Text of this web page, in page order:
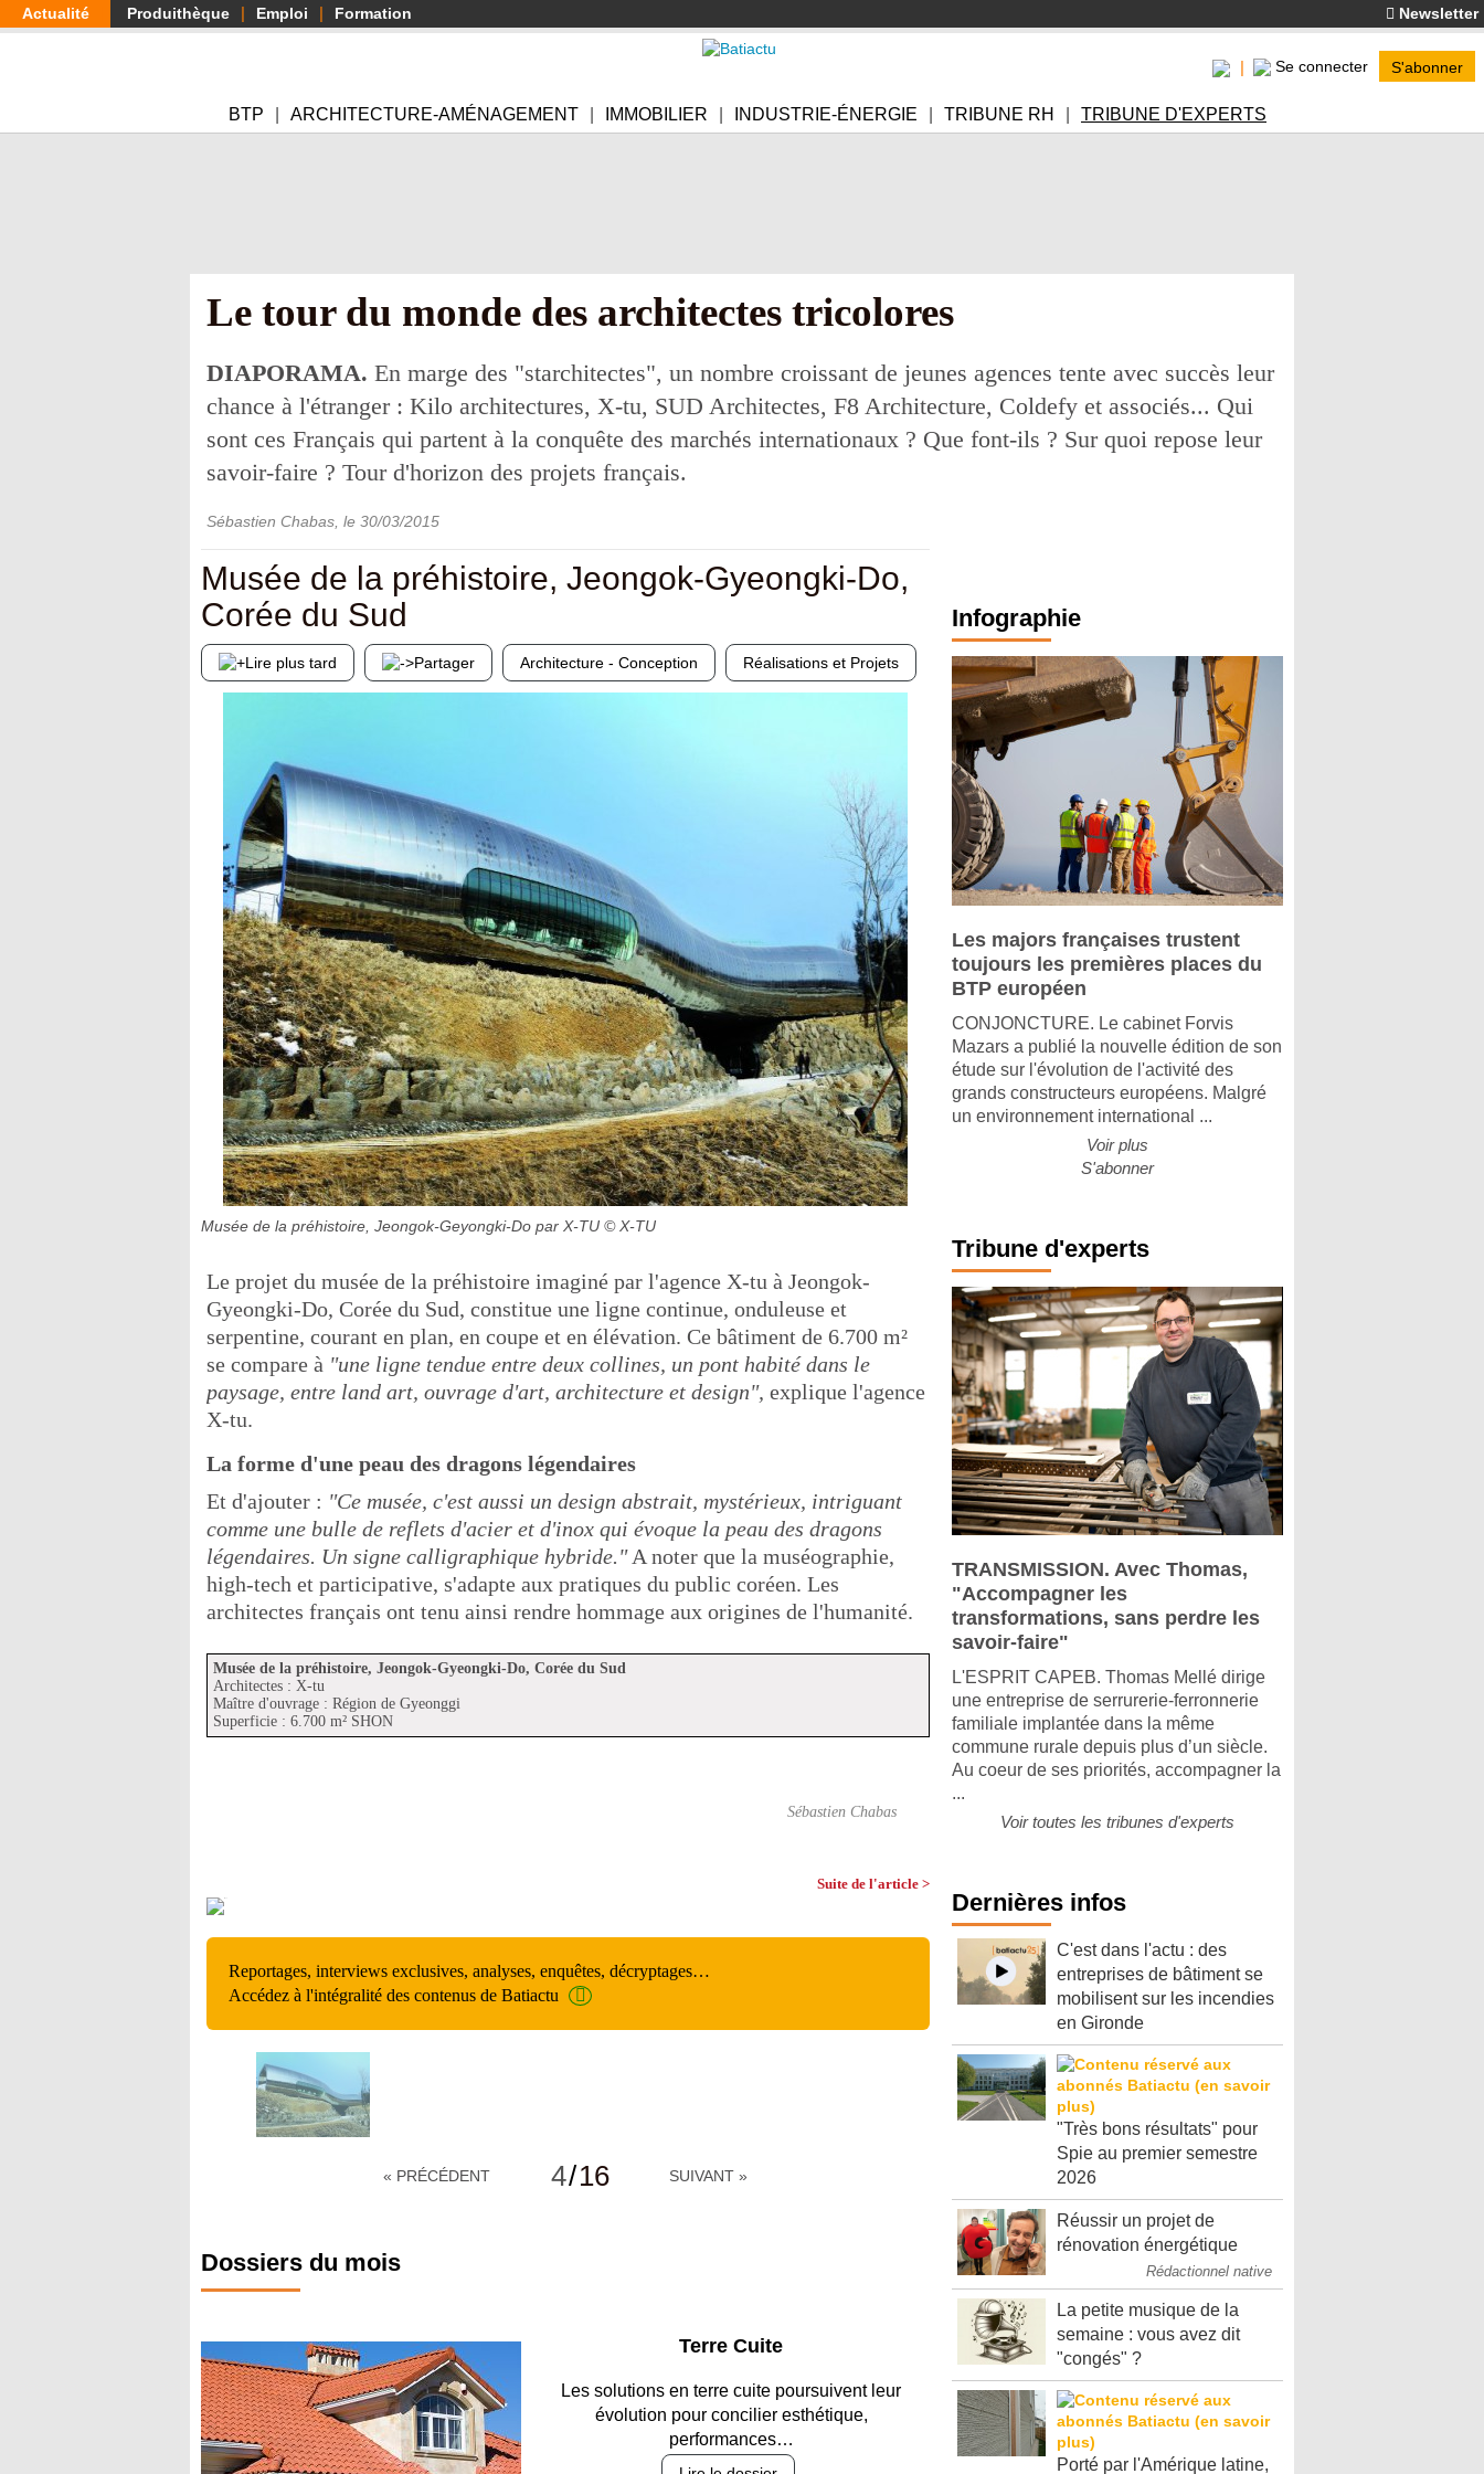
Aller
au
Actualité Produithèque Emploi Formation Newsletter
Se connecter S'abonner
BTP ARCHITECTURE-AMÉNAGEMENT IMMOBILIER INDUSTRIE-ÉNERGIE TRIBUNE RH TRIBUNE D'EXPERTS
Le tour du monde des architectes tricolores
DIAPORAMA. En marge des "starchitectes", un nombre croissant de jeunes agences tente avec succès leur
chance à l'étranger : Kilo architectures, X-tu, SUD Architectes, F8 Architecture, Coldefy et associés... Qui
sont ces Français qui partent à la conquête des marchés internationaux ? Que font-ils ? Sur quoi repose leur
savoir-faire ? Tour d'horizon des projets français.
Sébastien Chabas , le 30/03/2015
Musée de la préhistoire, Jeongok-Gyeongki-Do,
Corée du Sud
Lire plus tard Partager Architecture - Conception Réalisations et Projets
Musée de la préhistoire, Jeongok-Geyongki-Do par X-TU © X-TU
Le projet du musée de la préhistoire imaginé par l'agence X-tu à Jeongok-
Gyeongki-Do, Corée du Sud, constitue une ligne continue, onduleuse et
serpentine, courant en plan, en coupe et en élévation. Ce bâtiment de 6.700 m²
se compare à "une ligne tendue entre deux collines, un pont habité dans le
paysage, entre land art, ouvrage d'art, architecture et design", explique l'agence
X-tu.
La forme d'une peau des dragons légendaires
Et d'ajouter : "Ce musée, c'est aussi un design abstrait, mystérieux, intriguant
comme une bulle de reflets d'acier et d'inox qui évoque la peau des dragons
légendaires. Un signe calligraphique hybride."A noter que la muséographie,
high-tech et participative, s'adapte aux pratiques du public coréen. Les
architectes français ont tenu ainsi rendre hommage aux origines de l'humanité.
Musée de la préhistoire, Jeongok-Gyeongki-Do, Corée du Sud
Architectes : X-tu
Maître d'ouvrage : Région de Gyeonggi
Superficie : 6.700 m² SHON
Sébastien Chabas
Suite de l'article >
Reportages, interviews exclusives, analyses, enquêtes, décryptages…
Accédez à l'intégralité des contenus de Batiactu
« PRÉCÉDENT 4/16 SUIVANT »
Dossiers du mois
Parking et garages
Entre circulation, sécurisation des accès, durabilité
des revêtements et intégration…
Lire le dossier
Infographie
Les majors françaises trustent
toujours les premières places du
BTP européen
CONJONCTURE. Le cabinet Forvis
Mazars a publié la nouvelle édition de son
étude sur l'évolution de l'activité des
grands constructeurs européens. Malgré
un environnement international ...
Voir plus
S'abonner
Tribune d'experts
TRANSMISSION. Avec Thomas,
"Accompagner les
transformations, sans perdre les
savoir-faire"
L'ESPRIT CAPEB. Thomas Mellé dirige
une entreprise de serrurerie-ferronnerie
familiale implantée dans la même
commune rurale depuis plus d’un siècle.
Au coeur de ses priorités, accompagner la
...
Voir toutes les tribunes d'experts
Dernières infos
C'est dans l'actu : des
entreprises de bâtiment se
mobilisent sur les incendies
en Gironde
"Très bons résultats" pour
Spie au premier semestre
2026
Réussir un projet de
rénovation énergétique
Rédactionnel native
La petite musique de la
semaine : vous avez dit
"congés" ?
Porté par l'Amérique latine,